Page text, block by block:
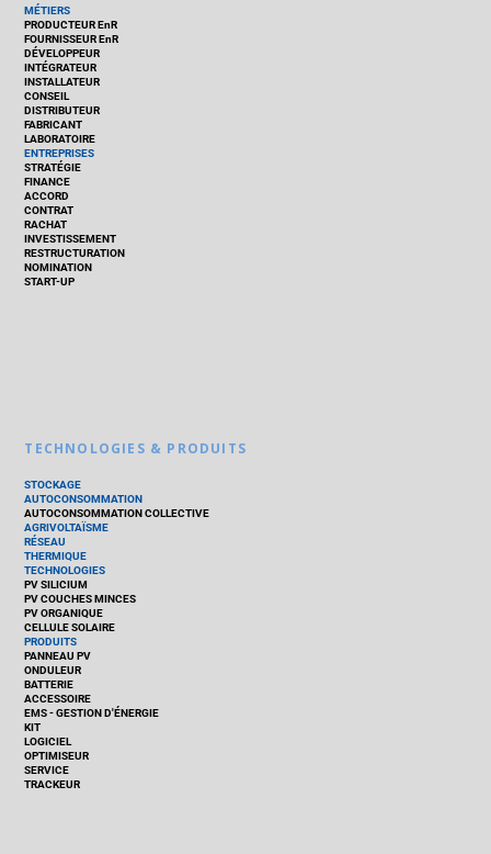
MÉTIERS
PRODUCTEUR EnR
FOURNISSEUR EnR
DÉVELOPPEUR
INTÉGRATEUR
INSTALLATEUR
CONSEIL
DISTRIBUTEUR
FABRICANT
LABORATOIRE
ENTREPRISES
STRATÉGIE
FINANCE
ACCORD
CONTRAT
RACHAT
INVESTISSEMENT
RESTRUCTURATION
NOMINATION
START-UP
TECHNOLOGIES & PRODUITS
STOCKAGE
AUTOCONSOMMATION
AUTOCONSOMMATION COLLECTIVE
AGRIVOLTAÏSME
RÉSEAU
THERMIQUE
TECHNOLOGIES
PV SILICIUM
PV COUCHES MINCES
PV ORGANIQUE
CELLULE SOLAIRE
PRODUITS
PANNEAU PV
ONDULEUR
BATTERIE
ACCESSOIRE
EMS - GESTION D'ÉNERGIE
KIT
LOGICIEL
OPTIMISEUR
SERVICE
TRACKEUR